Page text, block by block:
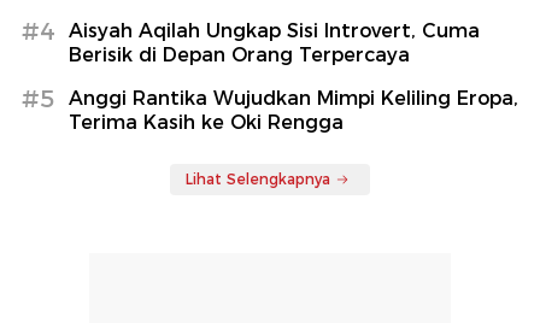
#4
Aisyah Aqilah Ungkap Sisi Introvert, Cuma
Berisik di Depan Orang Terpercaya
#5
Anggi Rantika Wujudkan Mimpi Keliling Eropa,
Terima Kasih ke Oki Rengga
Lihat Selengkapnya